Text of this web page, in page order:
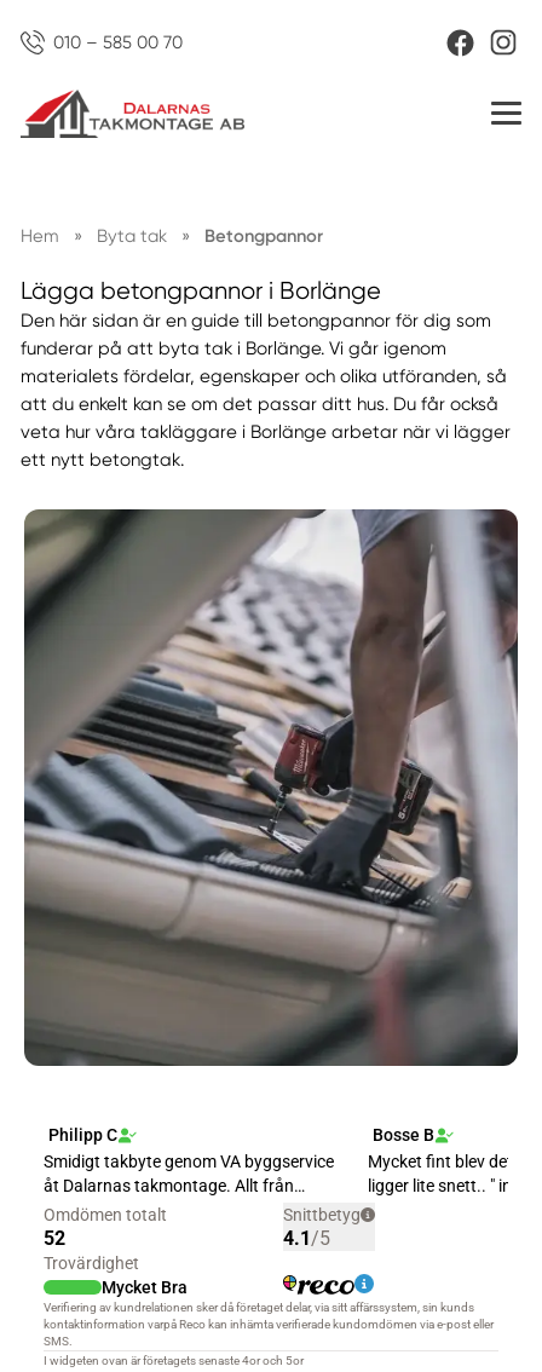
010 – 585 00 70
Hem » Byta tak » Betongpannor
Lägga betongpannor i Borlänge
Den här sidan är en guide till betongpannor för dig som
funderar på att byta tak i Borlänge. Vi går igenom
materialets fördelar, egenskaper och olika utföranden, så
att du enkelt kan se om det passar ditt hus. Du får också
veta hur våra takläggare i Borlänge arbetar när vi lägger
ett nytt betongtak.